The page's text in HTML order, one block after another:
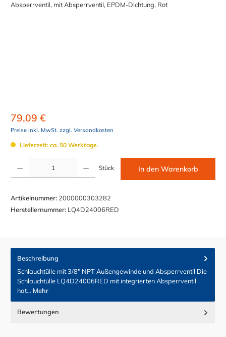
79,09 €
Preise inkl. MwSt. zzgl. Versandkosten
Lieferzeit: ca. 50 Werktage.
Stück In den Warenkorb
Artikelnummer: 2000000303282
Herstellernummer: LQ4D24006RED
Beschreibung
Schlauchtülle mit 3/8" NPT Außengewinde und Absperrventil Die
Schlauchtülle LQ4D24006RED mit integrierten Absperrventil
hat… Mehr
Bewertungen